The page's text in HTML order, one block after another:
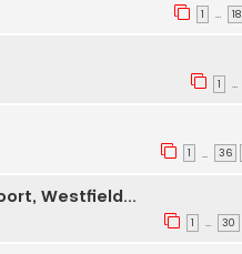
1 … 18
1 …
1 … 36
Westfield...
1 … 30